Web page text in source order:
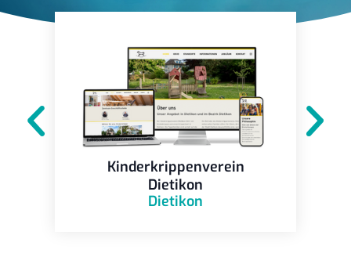
Kinderkrippenverein
Dietikon
Dietikon